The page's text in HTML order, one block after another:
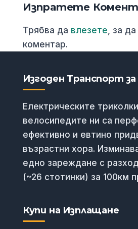
Изпратете
Трябва да влезете , за
коментар.
Изгоден Транспорт
Електрическите
велосипедите ни са
ефективно и евтино
възрастни хора.
едно зареждане с
(~26 стотинки) за 100км
Купи на Изплащане